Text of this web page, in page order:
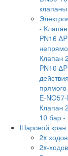
-
PN16
Клапан
PN10
E-
Клапан
10 бар -
Шаровой кран
2x
2x-